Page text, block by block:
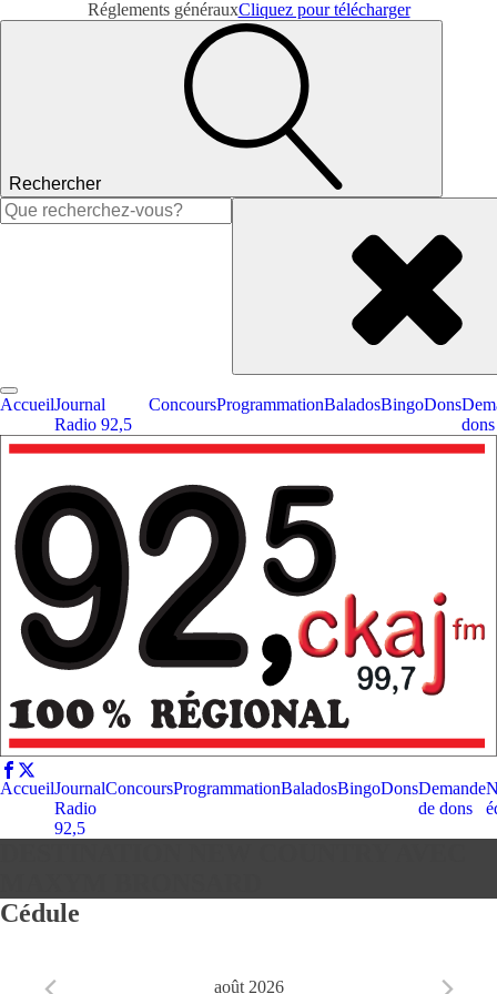
Réglements générauxCliquez pour télécharger
Rechercher
Rechercher :
AccueilJournal
Radio 92,5
ConcoursProgrammationBaladosBingoDons
dons
AccueilJournal
Radio
92,5
ConcoursProgrammationBaladosBingoDonsDemande
de dons
Cédule
août 2026